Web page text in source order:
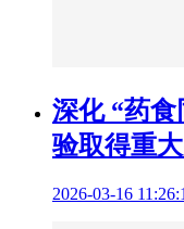
深化 “药
验取得重
2026-03-16